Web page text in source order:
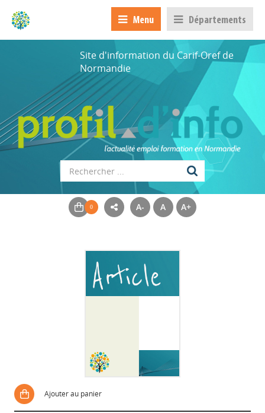
Menu Départements
Site d'information du Carif-Oref de
Normandie
A- A A+
Ajouter au panier